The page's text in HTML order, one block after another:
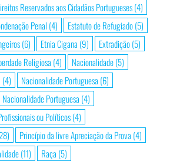
Reservados aos Cidadãos Portugueses(4)
Penal (4) Estatuto de Refugiado(5)
(6) Etnia Cigana (9) Extradição(5)
Religiosa (4) Nacionalidade(5)
(4) Nacionalidade Portuguesa (6)
Portuguesa (4)
ou Políticos(4)
Princípio da livre Apreciação da Prova (4)
(11) Raça (5)